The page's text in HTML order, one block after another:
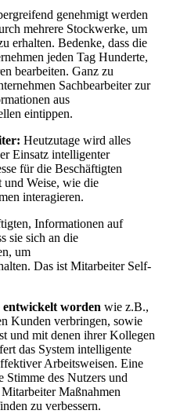
genehmigt werden
mehrere Stockwerke, um
erhalten. Bedenke, dass die
jeden Tag Hunderte,
bearbeiten. Ganz zu
Sachbearbeiter zur
aus
eintippen.
Heutzutage wird alles
Einsatz intelligenter
für die Beschäftigten
und Weise, wie die
interagieren.
Informationen auf
sie sich an die
um
Das ist Mitarbeiter Self-
entwickelt worden wie z.B.,
Kunden verbringen, sowie
und mit denen ihrer Kollegen
das System intelligente
Arbeitsweisen. Eine
Stimme des Nutzers und
Maßnahmen
zu verbessern.